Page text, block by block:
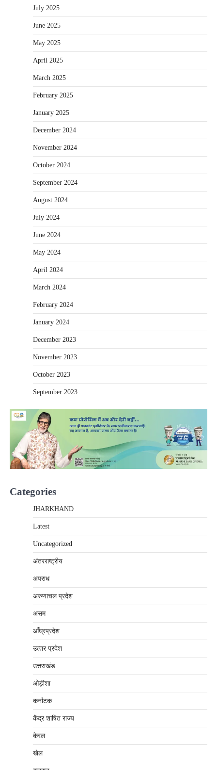
July 2025
June 2025
May 2025
April 2025
March 2025
February 2025
January 2025
December 2024
November 2024
October 2024
September 2024
August 2024
July 2024
June 2024
May 2024
April 2024
March 2024
February 2024
January 2024
December 2023
November 2023
October 2023
September 2023
Categories
JHARKHAND
Latest
Uncategorized
अंतरराष्‍ट्रीय
अपराध
अरुणाचल प्रदेश
असम
आँध्रप्रदेश
उत्‍तर प्रदेश
उत्तराखंड
ओड़ीशा
कर्नाटक
केंद्र शाषित राज्य
केरल
खेल